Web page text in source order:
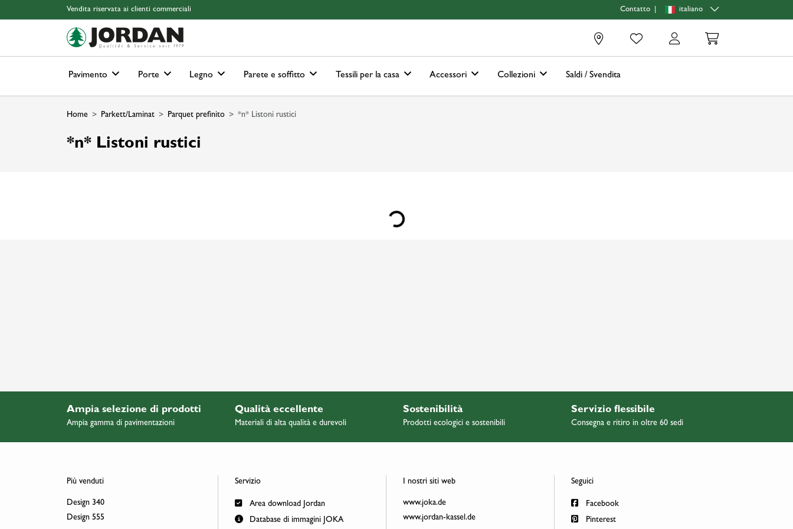
Skip to main content Skip to page header Skip to page footer
Vendita riservata ai clienti commerciali Contatto italiano
Pavimento Porte Legno Parete e soffitto Tessili per la casa Accessori Collezioni Saldi / Svendita
Home Parkett/Laminat Parquet prefinito *n* Listoni rustici
*n* Listoni rustici
Loading...
Ampia selezione di prodotti
Ampia gamma di pavimentazioni
Qualità eccellente
Materiali di alta qualità e durevoli
Sostenibilità
Prodotti ecologici e sostenibili
Servizio flessibile
Consegna e ritiro in oltre 60 sedi
Più venduti
Design 340
Design 555
Servizio
Area download Jordan
Database di immagini JOKA
I nostri siti web
www.joka.de
www.jordan-kassel.de
Seguici
Facebook
Pinterest